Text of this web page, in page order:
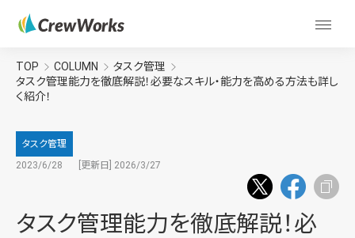
TOP COLUMN
タスク管理
タスク管理能力を徹底解説！必要なスキル・能力を高める方法も詳し
く紹介！
タスク管理
2023/6/28
[更新日] 2026/3/27
タスク管理能力を徹底解説！必